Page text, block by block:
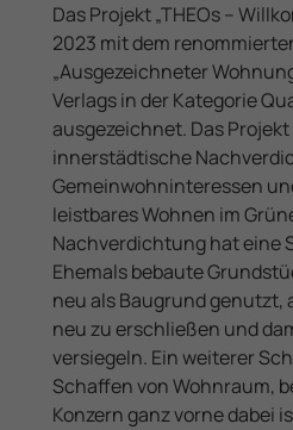
Das Projekt „THEOs –
2023 mit dem
„Ausgezeichneter
Verlags in der Kategorie
ausgezeichnet. Das
innerstädtische
Gemeinwohninteressen
leistbares Wohnen im
Nachverdichtung hat eine
Ehemals bebaute
neu als Baugrund
neu zu erschließen und
versiegeln. Ein weiterer
Schaffen von Wohnraum,
Konzern ganz vorne dabei